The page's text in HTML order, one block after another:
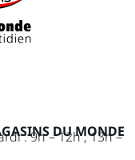
DU MONDE
: 9h – 12h , 13h –